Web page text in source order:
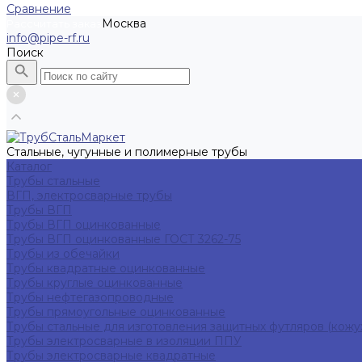
Сравнение
Москва
info@pipe-rf.ru
Поиск
Стальные, чугунные и полимерные трубы
Каталог
Трубы стальные
ВГП, электросварные трубы
Трубы ВГП
Трубы ВГП оцинкованные
Трубы ВГП оцинкованные ГОСТ 3262-75
Трубы из обечайки
Трубы квадратные оцинкованные
Трубы круглые оцинкованные
Трубы нефтегазопроводные
Трубы прямоугольные оцинкованные
Трубы стальные для изготовления защитных футляров
Трубы электросварные в изоляции ППУ
Трубы электросварные квадратные